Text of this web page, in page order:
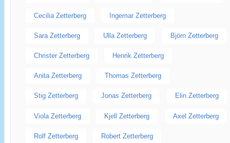
Cecilia Zetterberg Ingemar Zetterberg
Sara Zetterberg Ulla Zetterberg Björn Zetterberg
Christer Zetterberg Henrik Zetterberg
Anita Zetterberg Thomas Zetterberg
Stig Zetterberg Jonas Zetterberg Elin Zetterberg
Viola Zetterberg Kjell Zetterberg Axel Zetterberg
Rolf Zetterberg Robert Zetterberg